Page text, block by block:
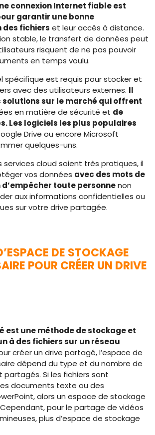
connexion Internet fiable est
garantir une bonne
des fichiers et leur accès à distance.
stable, le transfert de données peut
risquent de ne pas pouvoir
en temps voulu.
spécifique est requis pour stocker et
avec des utilisateurs externes. Il
solutions sur le marché qui offrent
en matière de sécurité et de
Les logiciels les plus populaires
Drive ou encore Microsoft
quelques-uns.
services cloud soient très pratiques, il
vos données avec des mots de
toute personnenon
aux informations confidentielles ou
sur votre drive partagée.
DE STOCKAGE
POUR CRÉER UN DRIVE
est une méthode de stockage et
à des fichiers sur un réseau
créer un drive partagé, l’espace de
dépend du type et du nombre de
partagés. Si les fichiers sont
documents texte ou des
alors un espace de stockage
pour le partage de vidéos
plus d’espace de stockage